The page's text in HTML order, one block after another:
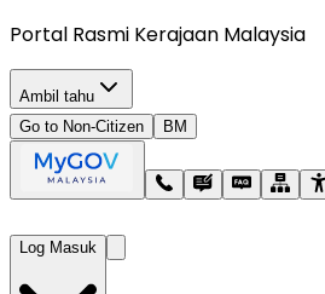
Portal Rasmi Kerajaan Malaysia
Ambil tahu
Go to Non-Citizen
BM
Log Masuk